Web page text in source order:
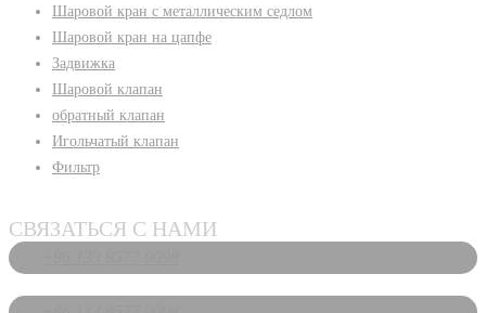
Шаровой кран с металлическим седлом
Шаровой кран на цапфе
Задвижка
Шаровой клапан
обратный клапан
Игольчатый клапан
Фильтр
СВЯЗАТЬСЯ С НАМИ